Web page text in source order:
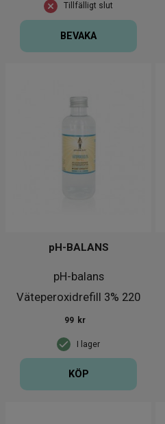
Tillfälligt slut
BEVAKA
pH-balans
Väteperoxidrefill 3% 220
ml
pH-BALANS
I lager
99 kr
KÖP